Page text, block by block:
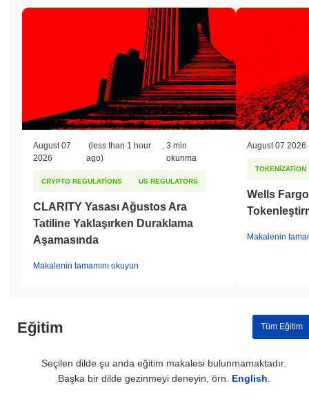
August 07
2026
(less than 1 hour
ago)
3 min
okunma
CRYPTO REGULATIONS US REGULATORS
CLARITY Yasası Ağustos Ara
Tatiline Yaklaşırken Duraklama
Aşamasında
Makalenin tamamını okuyun
August 07 2026
TOKENIZATION
Wells
Makalenin
Eğitim Tüm Eğitim
Seçilen dilde şu anda eğitim makalesi bulunmamaktadır.
Başka bir dilde gezinmeyi deneyin, örn. English